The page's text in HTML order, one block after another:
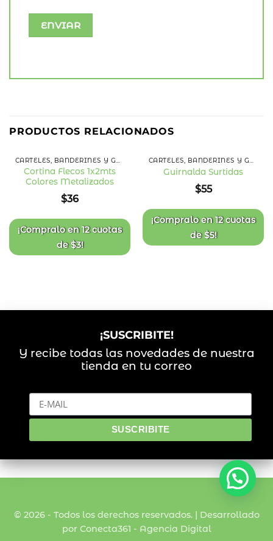
PRODUCTOS RELACIONADOS
Añadir
CARTELES, BANDERINES Y GUIRNALDAS
Cortina Flecos 1x2mts
Colores Metalizados
$36
¡Compralo en12 cuotas
de$3!
de
deseos
CARTELES, BANDERINES Y GUIRNALDAS
Guirnalda Surtidas
$55
¡Compralo en12 cuotas
de$5!
¡SUSCRIBITE!
Y recibe todas las novedades de nuestra
tienda en tu correo
© 2026 - Todos los derechos reservados. | Desarrollado
por Conecta361 - Agencia Digital